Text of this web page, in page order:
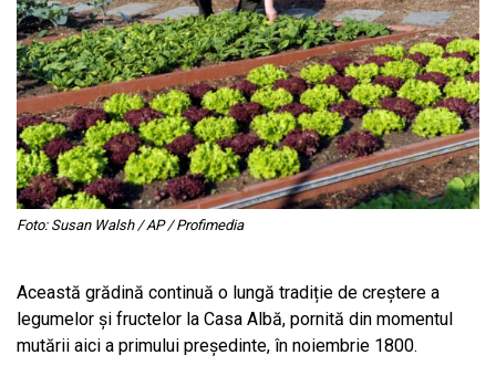
Foto: Susan Walsh / AP / Profimedia
Această grădină continuă o lungă tradiție de creștere a
legumelor și fructelor la Casa Albă, pornită din momentul
mutării aici a primului președinte, în noiembrie 1800.